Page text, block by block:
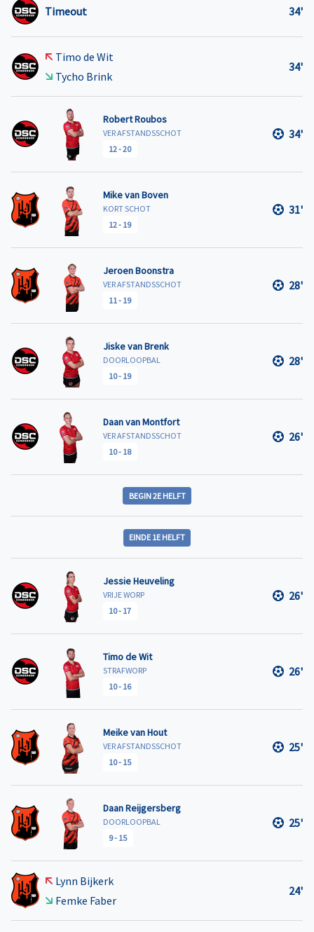
Timeout 34'
Timo de Wit
Tycho Brink
34'
Robert Roubos
VER AFSTANDSSCHOT
12-20
34'
Mike van Boven
KORT SCHOT
12- 19
31'
Jeroen Boonstra
VER AFSTANDSSCHOT
11- 19
28'
Jiske van Brenk
DOORLOOPBAL
10- 19
28'
Daan van Montfort
VER AFSTANDSSCHOT
10- 18
26'
BEGIN 2E HELFT
EINDE 1E HELFT
Jessie Heuveling
VRIJE WORP
10- 17
26'
Timo de Wit
STRAFWORP
10- 16
26'
Meike van Hout
VER AFSTANDSSCHOT
10- 15
25'
Daan Reijgersberg
DOORLOOPBAL
9- 15
25'
Lynn Bijkerk
Femke Faber
24'